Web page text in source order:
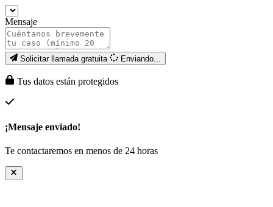
Mensaje
Solicitar llamada gratuita Enviando...
Tus datos están protegidos
¡Mensaje enviado!
Te contactaremos en menos de 24 horas